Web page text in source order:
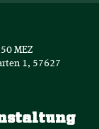
MEZ
1, 57627